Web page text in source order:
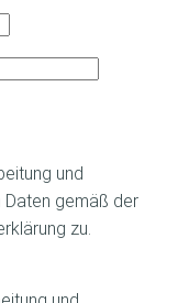
und
gemäß der
zu.